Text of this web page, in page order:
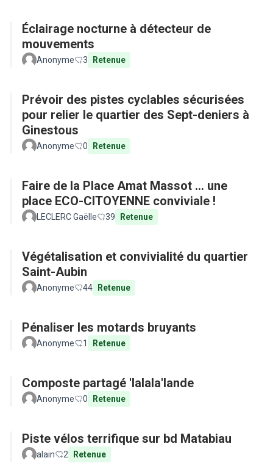
Éclairage nocturne à détecteur de
mouvements
Anonyme 3 Retenue
Prévoir des pistes cyclables sécurisées
pour relier le quartier des Sept-deniers à
Ginestous
Anonyme 0 Retenue
Faire de la Place Amat Massot ... une
place ECO-CITOYENNE conviviale !
LECLERC Gaëlle 39 Retenue
Végétalisation et convivialité du quartier
Saint-Aubin
Anonyme 44 Retenue
Pénaliser les motards bruyants
Anonyme 1 Retenue
Composte partagé 'lalala'lande
Anonyme 0 Retenue
Piste vélos terrifique sur bd Matabiau
alain 2 Retenue